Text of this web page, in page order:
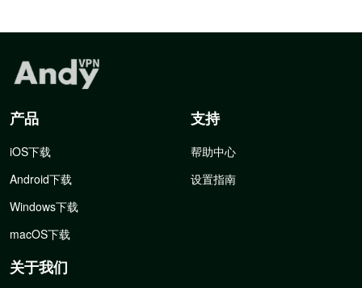
产品
iOS下载
Android下载
Windows下载
macOS下载
支持
帮助中心
设置指南
关于我们